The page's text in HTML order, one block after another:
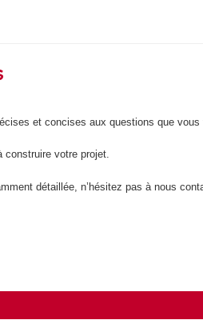
et concises aux questions que vous
construire votre projet.
détaillée, n’hésitez pas à nous